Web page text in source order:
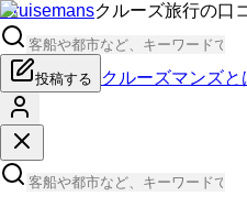
Cruisemansクルーズ旅行の口
投稿する クルーズマンズと